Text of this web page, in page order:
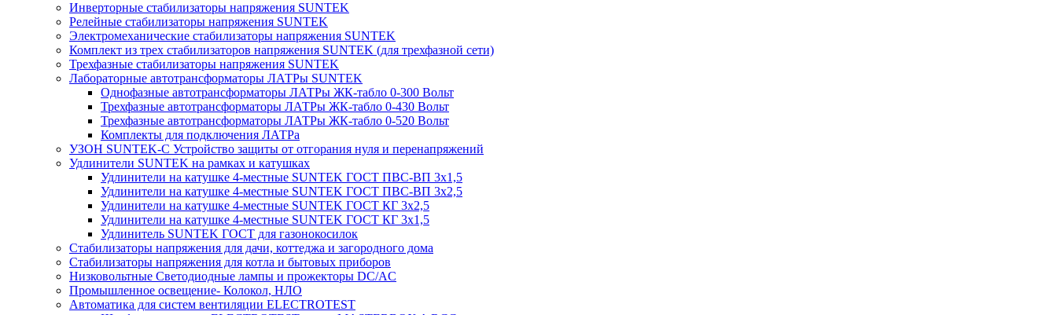
Инверторные стабилизаторы напряжения SUNTEK
Релейные стабилизаторы напряжения SUNTEK
Электромеханические стабилизаторы напряжения SUNTEK
Комплект из трех стабилизаторов напряжения SUNTEK (для трехфазной сети)
Трехфазные стабилизаторы напряжения SUNTEK
Лабораторные автотрансформаторы ЛАТРы SUNTEK
Однофазные автотрансформаторы ЛАТРы ЖК-табло 0-300 Вольт
Трехфазные автотрансформаторы ЛАТРы ЖК-табло 0-430 Вольт
Трехфазные автотрансформаторы ЛАТРы ЖК-табло 0-520 Вольт
Комплекты для подключения ЛАТРа
УЗОН SUNTEK-C Устройство защиты от отгорания нуля и перенапряжений
Удлинители SUNTEK на рамках и катушках
Удлинители на катушке 4-местные SUNTEK ГОСТ ПВС-ВП 3х1,5
Удлинители на катушке 4-местные SUNTEK ГОСТ ПВС-ВП 3х2,5
Удлинители на катушке 4-местные SUNTEK ГОСТ КГ 3х2,5
Удлинители на катушке 4-местные SUNTEK ГОСТ КГ 3х1,5
Удлинитель SUNTEK ГОСТ для газонокосилок
Стабилизаторы напряжения для дачи, коттеджа и загородного дома
Стабилизаторы напряжения для котла и бытовых приборов
Низковольтные Светодиодные лампы и прожекторы DC/AC
Промышленное освещение- Колокол, НЛО
Автоматика для систем вентиляции ELECTROTEST